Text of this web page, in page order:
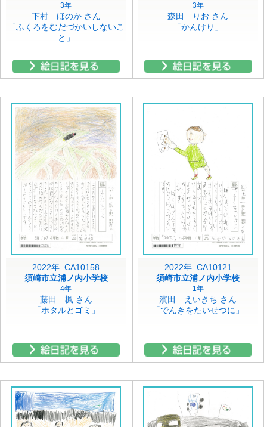
3年
下村 ほのか さん
「ふくろをむだづかいしないこ
と」
3年
森田 りお さん
「かんけり」
2022年 CA10158
須崎市立浦ノ内小学校
4年
藤田 楓 さん
「ホタルとゴミ」
2022年 CA10121
須崎市立浦ノ内小学校
1年
濱田 えいきち さん
「でんきをたいせつに」